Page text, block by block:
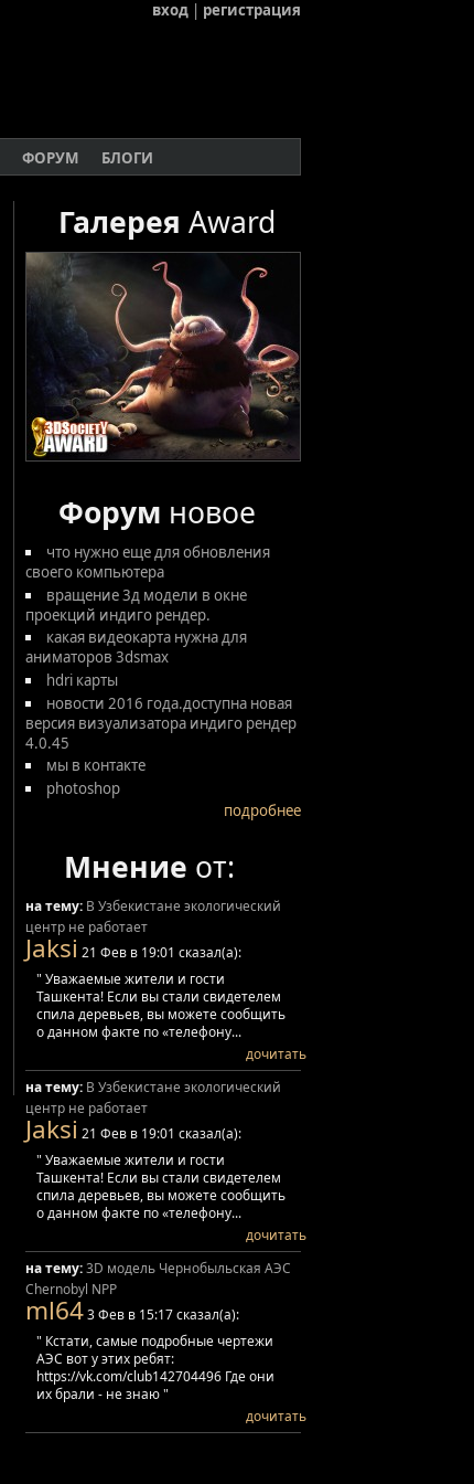
вход | регистрация
ФОРУМ БЛОГИ
Галерея Award
Форум новое
что нужно еще для обновления
своего компьютера
вращение 3д модели в окне
проекций индиго рендер.
какая видеокарта нужна для
аниматоров 3dsmax
hdri карты
новости 2016 года.доступна новая
версия визуализатора индиго рендер
4.0.45
мы в контакте
photoshop
подробнее
Мнение от:
на тему: В Узбекистане экологический
центр не работает
Jaksi 21 Фев в 19:01 сказал(а):
" Уважаемые жители и гости
Ташкента! Если вы стали свидетелем
спила деревьев, вы можете сообщить
о данном факте по «телефону...
дочитать
на тему: В Узбекистане экологический
центр не работает
Jaksi 21 Фев в 19:01 сказал(а):
" Уважаемые жители и гости
Ташкента! Если вы стали свидетелем
спила деревьев, вы можете сообщить
о данном факте по «телефону...
дочитать
на тему:3D модель Чернобыльская АЭС
Chernobyl NPP
ml643 Фев в 15:17 сказал(а):
" Кстати, самые подробные чертежи
АЭС вот у этих ребят:
https://vk.com/club142704496 Где они
их брали - не знаю "
дочитать